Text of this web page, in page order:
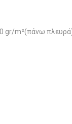
gr/m²(πάνω